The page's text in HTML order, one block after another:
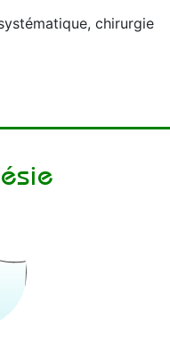
chirurgie